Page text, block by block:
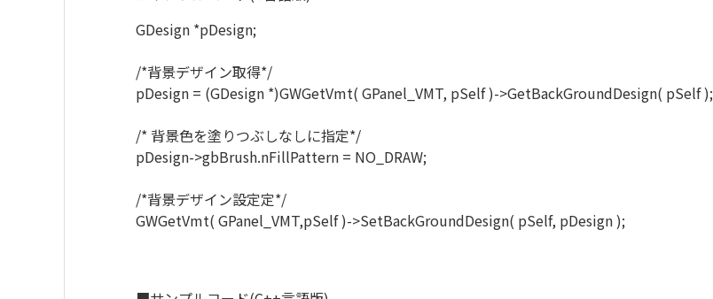
GDesign *pDesign;
/*背景デザイン取得*/
pDesign = (GDesign *)GWGetVmt( GPanel_VMT, pSelf )->GetBackGroundDesign( pSelf );
/* 背景色を塗りつぶしなしに指定*/
pDesign->gbBrush.nFillPattern = NO_DRAW;
/*背景デザイン設定定*/
GWGetVmt( GPanel_VMT,pSelf )->SetBackGroundDesign( pSelf, pDesign );